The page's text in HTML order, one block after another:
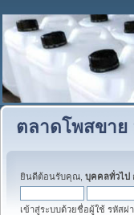
ตลาดโพสขาย
ยินดีต้อนรับคุณ, บุคคลทั่วไป
เข้าสู่ระบบด้วยชื่อผู้ใช้ รหัสผ่